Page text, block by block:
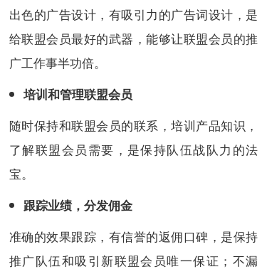
出色的广告设计，有吸引力的广告词设计，是
给联盟会员最好的武器，能够让联盟会员的推
广工作事半功倍。
培训和管理联盟会员
随时保持和联盟会员的联系，培训产品知识，
了解联盟会员需要，是保持队伍战队力的法
宝。
跟踪业绩，分发佣金
准确的效果跟踪，有信誉的返佣口碑，是保持
推广队伍和吸引新联盟会员唯一保证；不漏